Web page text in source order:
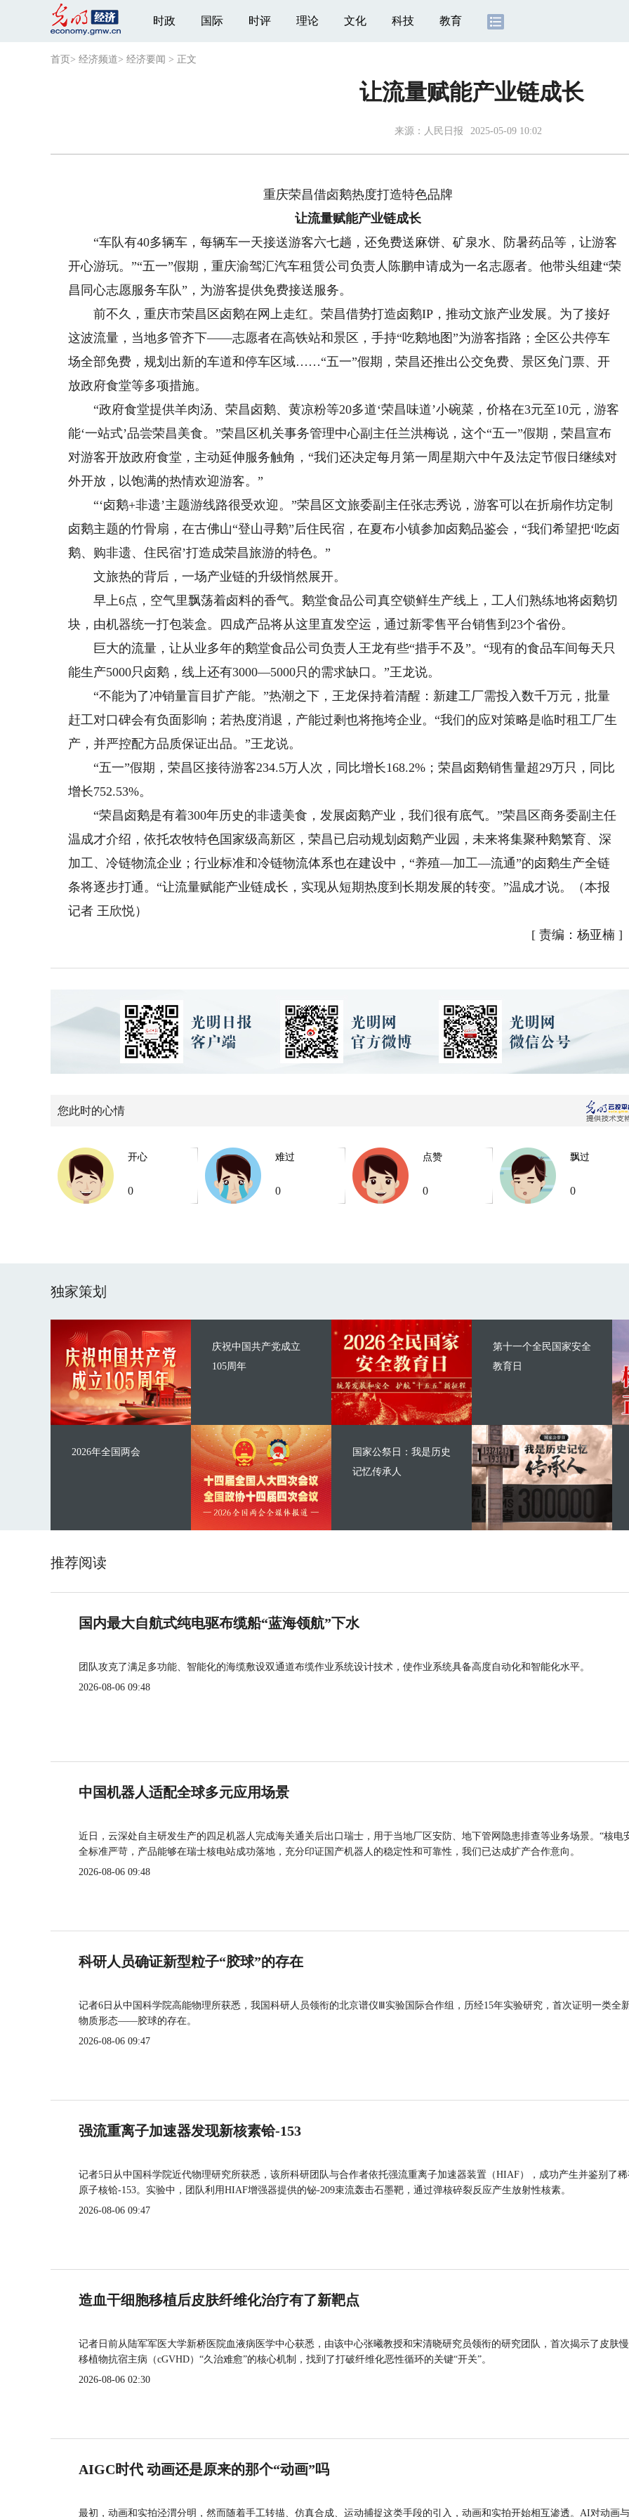
时政 国际 时评 理论 文化 科技 教育
首页 > 经济频道> 经济要闻 > 正文
让流量赋能产业链成长
来源： 人民日报 2025-05-09 10:02
重庆荣昌借卤鹅热度打造特色品牌
让流量赋能产业链成长
“车队有40多辆车，每辆车一天接送游客六七趟，还免费送麻饼、矿泉水、防暑药品等，让游客
开心游玩。”“五一”假期，重庆渝驾汇汽车租赁公司负责人陈鹏申请成为一名志愿者。他带头组建“荣
昌同心志愿服务车队”，为游客提供免费接送服务。
前不久，重庆市荣昌区卤鹅在网上走红。荣昌借势打造卤鹅IP，推动文旅产业发展。为了接好
这波流量，当地多管齐下——志愿者在高铁站和景区，手持“吃鹅地图”为游客指路；全区公共停车
场全部免费，规划出新的车道和停车区域……“五一”假期，荣昌还推出公交免费、景区免门票、开
放政府食堂等多项措施。
“政府食堂提供羊肉汤、荣昌卤鹅、黄凉粉等20多道‘荣昌味道’小碗菜，价格在3元至10元，游客
能‘一站式’品尝荣昌美食。”荣昌区机关事务管理中心副主任兰洪梅说，这个“五一”假期，荣昌宣布
对游客开放政府食堂，主动延伸服务触角，“我们还决定每月第一周星期六中午及法定节假日继续对
外开放，以饱满的热情欢迎游客。”
“‘卤鹅+非遗’主题游线路很受欢迎。”荣昌区文旅委副主任张志秀说，游客可以在折扇作坊定制
卤鹅主题的竹骨扇，在古佛山“登山寻鹅”后住民宿，在夏布小镇参加卤鹅品鉴会，“我们希望把‘吃卤
鹅、购非遗、住民宿’打造成荣昌旅游的特色。”
文旅热的背后，一场产业链的升级悄然展开。
早上6点，空气里飘荡着卤料的香气。鹅堂食品公司真空锁鲜生产线上，工人们熟练地将卤鹅切
块，由机器统一打包装盒。四成产品将从这里直发空运，通过新零售平台销售到23个省份。
巨大的流量，让从业多年的鹅堂食品公司负责人王龙有些“措手不及”。“现有的食品车间每天只
能生产5000只卤鹅，线上还有3000—5000只的需求缺口。”王龙说。
“不能为了冲销量盲目扩产能。”热潮之下，王龙保持着清醒：新建工厂需投入数千万元，批量
赶工对口碑会有负面影响；若热度消退，产能过剩也将拖垮企业。“我们的应对策略是临时租工厂生
产，并严控配方品质保证出品。”王龙说。
“五一”假期，荣昌区接待游客234.5万人次，同比增长168.2%；荣昌卤鹅销售量超29万只，同比
增长752.53%。
“荣昌卤鹅是有着300年历史的非遗美食，发展卤鹅产业，我们很有底气。”荣昌区商务委副主任
温成才介绍，依托农牧特色国家级高新区，荣昌已启动规划卤鹅产业园，未来将集聚种鹅繁育、深
加工、冷链物流企业；行业标准和冷链物流体系也在建设中，“养殖—加工—流通”的卤鹅生产全链
条将逐步打通。“让流量赋能产业链成长，实现从短期热度到长期发展的转变。”温成才说。（本报
记者 王欣悦）
[ 责编：杨亚楠]
您此时的心情
开心
0
难过
0
点赞
0
飘过
0
独家策划
庆祝中国共产党成立
105周年
2026年全国两会
第十一个全民国家安全
教育日
国家公祭日：我是历史
记忆传承人
推荐阅读
国内最大自航式纯电驱布缆船“蓝海领航”下水
团队攻克了满足多功能、智能化的海缆敷设双通道布缆作业系统设计技术，使作业系统具备高度自动化和智能化水平。
2026-08-06 09:48
中国机器人适配全球多元应用场景
近日，云深处自主研发生产的四足机器人完成海关通关后出口瑞士，用于当地厂区安防、地下管网隐患排查等业务场景。“核电
全标准严苛，产品能够在瑞士核电站成功落地，充分印证国产机器人的稳定性和可靠性，我们已达成扩产合作意向。
2026-08-06 09:48
科研人员确证新型粒子“胶球”的存在
记者6日从中国科学院高能物理所获悉，我国科研人员领衔的北京谱仪Ⅲ实验国际合作组，历经15年实验研究，首次证明一类全
物质形态——胶球的存在。
2026-08-06 09:47
强流重离子加速器发现新核素铪-153
记者5日从中国科学院近代物理研究所获悉，该所科研团队与合作者依托强流重离子加速器装置（HIAF），成功产生并鉴别了
原子核铪-153。实验中，团队利用HIAF增强器提供的铋-209束流轰击石墨靶，通过弹核碎裂反应产生放射性核素。
2026-08-06 09:47
造血干细胞移植后皮肤纤维化治疗有了新靶点
记者日前从陆军军医大学新桥医院血液病医学中心获悉，由该中心张曦教授和宋清晓研究员领衔的研究团队，首次揭示了皮肤
移植物抗宿主病（cGVHD）“久治难愈”的核心机制，找到了打破纤维化恶性循环的关键“开关”。
2026-08-06 02:30
AIGC时代 动画还是原来的那个“动画”吗
最初，动画和实拍泾渭分明，然而随着手工转描、仿真合成、运动捕捉这类手段的引入，动画和实拍开始相互渗透。AI对动画